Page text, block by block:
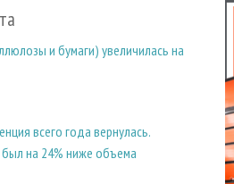
и бумаги) увеличилась на
всего года вернулась.
был на 24% ниже объема